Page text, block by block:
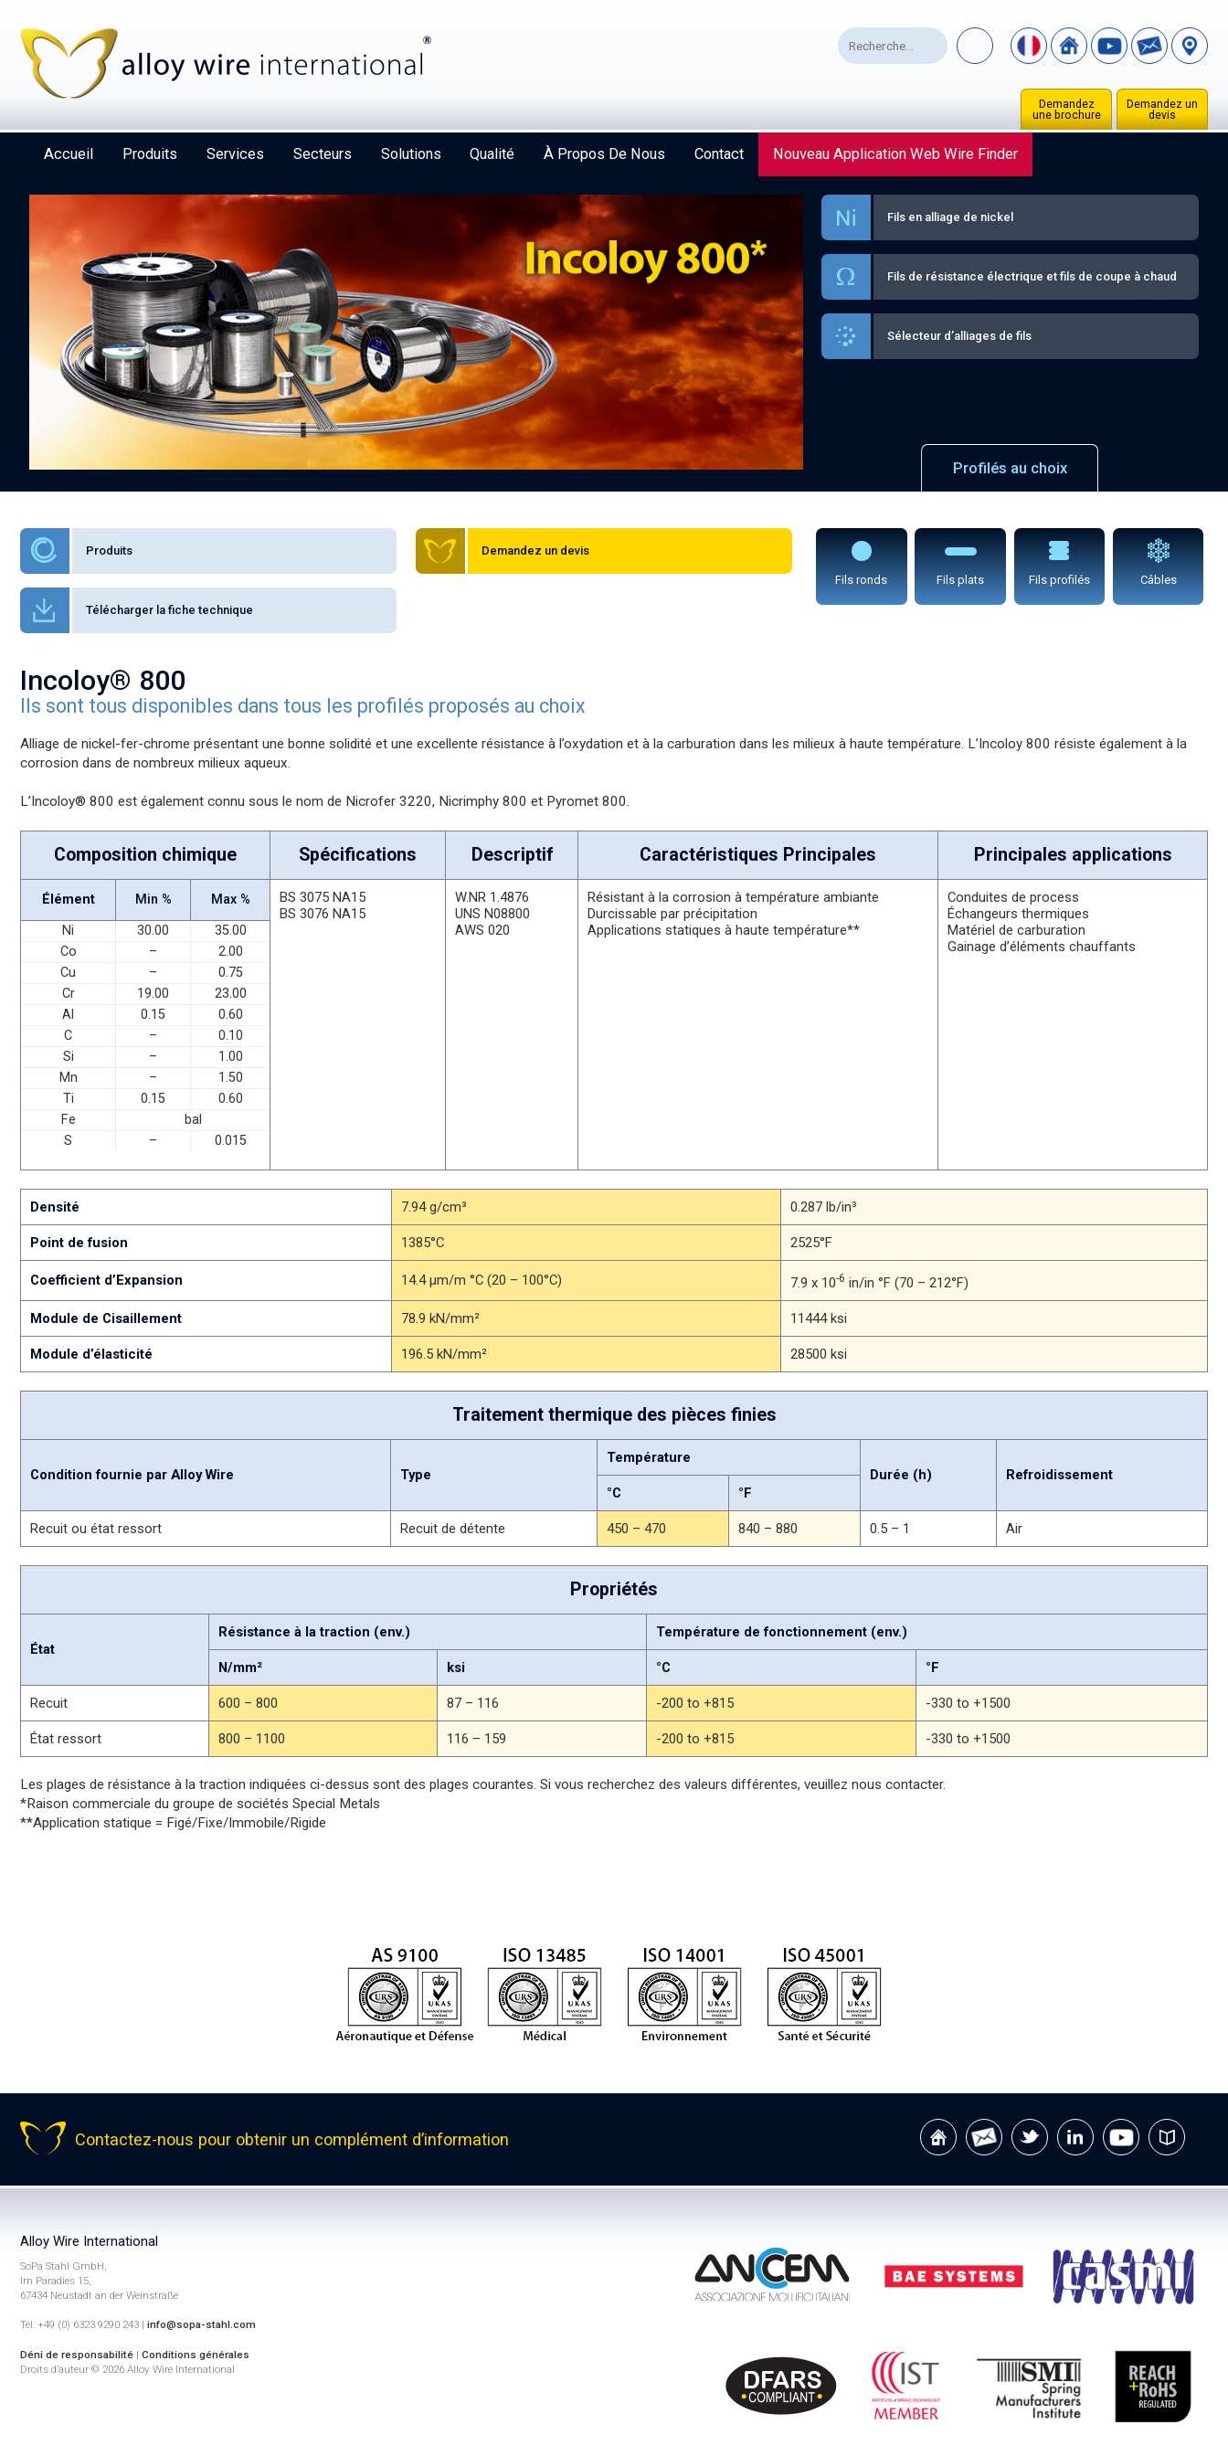
Demandez un
devis
Demandez
une brochure
Accueil Produits Services Secteurs Solutions Qualité À Propos De Nous Contact Nouveau Application Web Wire Finder
Fils en alliage de nickel
Fils de résistance électrique et fils de coupe à chaud
Sélecteur d’alliages de fils
Produits Demandez un devis
Télécharger la fiche technique
Profilés au choix
Fils ronds Fils plats Fils profilés Câbles
Incoloy® 800
Ils sont tous disponibles dans tous les profilés proposés au choix
Alliage de nickel-fer-chrome présentant une bonne solidité et une excellente résistance à l’oxydation et à la carburation dans les milieux à haute température. L’Incoloy 800 résiste également à la
corrosion dans de nombreux milieux aqueux.
L’Incoloy® 800 est également connu sous le nom de Nicrofer 3220, Nicrimphy 800 et Pyromet 800.
Composition chimique Spécifications Descriptif Caractéristiques Principales Principales applications
Élément Min %
Max %
Ni
30.00
35.00
Co
–
2.00
Cu
–
0.75
Cr
19.00
23.00
Al
0.15
0.60
C
–
0.10
Si
–
1.00
Mn
–
1.50
Ti
0.15
0.60
Fe
bal
S
– 0.015
BS 3075 NA15
BS 3076 NA15
W.NR 1.4876
UNS N08800
AWS 020
Résistant à la corrosion à température ambiante
Durcissable par précipitation
Applications statiques à haute température**
Conduites de process
Échangeurs thermiques
Matériel de carburation
Gainage d’éléments chauffants
Densité 7.94 g/cm³ 0.287 lb/in³
Point de fusion 1385°C 2525°F
Coefficient d’Expansion 14.4 μm/m °C (20 – 100°C) 7.9 x 10-6 in/in °F (70 – 212°F)
Module de Cisaillement 78.9 kN/mm² 11444 ksi
Module d’élasticité 196.5 kN/mm² 28500 ksi
Traitement thermique des pièces finies
Condition fournie par Alloy Wire Type
Température
Durée (h)
Refroidissement
°C
°F
Recuit ou état ressort Recuit de détente 450 – 470 840 – 880 0.5 – 1 Air
Propriétés
État
Résistance à la traction (env.) Température de fonctionnement (env.)
N/mm² ksi °C °F
Recuit 600 – 800 87 – 116 -200 to +815 -330 to +1500
État ressort 800 – 1100 116 – 159 -200 to +815 -330 to +1500
Les plages de résistance à la traction indiquées ci-dessus sont des plages courantes. Si vous recherchez des valeurs différentes, veuillez nous contacter.
*Raison commerciale du groupe de sociétés Special Metals
**Application statique = Figé/Fixe/Immobile/Rigide
Contactez-nous pour obtenir un complément d’information
Alloy Wire International
SoPa Stahl GmbH,
Im Paradies 15,
67434 Neustadt an der Weinstraße
Tél: +49 (0) 6323 9290 243 | info@sopa-stahl.com
Déni de responsabilité | Conditions générales
Droits d’auteur © 2026 Alloy Wire International